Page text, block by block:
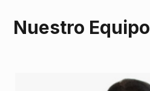
Nuestro Equipo